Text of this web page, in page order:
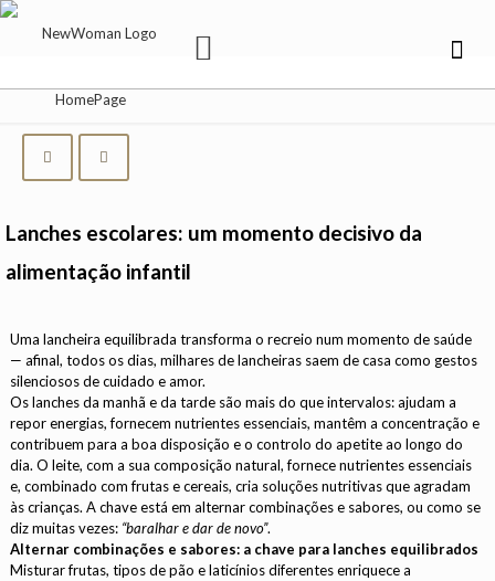
Lanches escolares: um momento decisivo da
alimentação infantil
Uma lancheira equilibrada transforma o recreio num momento de saúde
— afinal, todos os dias, milhares de lancheiras saem de casa como gestos
silenciosos de cuidado e amor.
Os lanches da manhã e da tarde são mais do que intervalos: ajudam a
repor energias, fornecem nutrientes essenciais, mantêm a concentração e
contribuem para a boa disposição e o controlo do apetite ao longo do
dia. O leite, com a sua composição natural, fornece nutrientes essenciais
e, combinado com frutas e cereais, cria soluções nutritivas que agradam
às crianças. A chave está em alternar combinações e sabores, ou como se
diz muitas vezes: “baralhar e dar de novo”.
Alternar combinações e sabores: a chave para lanches equilibrados
Misturar frutas, tipos de pão e laticínios diferentes enriquece a